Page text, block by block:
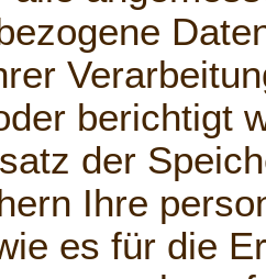
berichtigt
der
Ihre
es für die